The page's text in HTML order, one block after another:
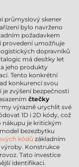
průmyslový skener
bylo navrženo
požadavkem
provedení umožňuje
dopravníků
má desítky let
jeho produkty
Tento konkrétní
konkurencí svou
zvýšení bezpečnosti
čtečky
výrazně urychlit své
1D i 2D kódy, což
nákupu je kritickým
bezezbytku
kódů základním
Konstrukce
Tato investice
identifikaci.